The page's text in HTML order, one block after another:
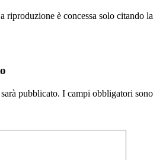
riproduzione è concessa solo citando la
pubblicato. I campi obbligatori sono